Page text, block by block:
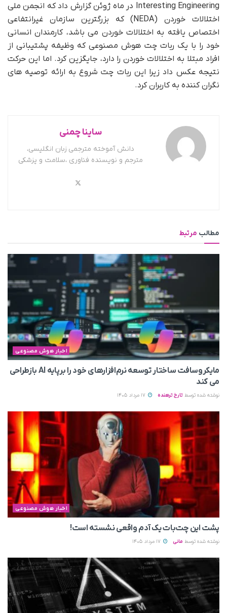
Interesting Engineering در ماه ژوئن گزارش داد که انجمن ملی
اختلالات خوردن (NEDA) که بزرگترین سازمان غیرانتفاعی
اختصاص یافته به اختلالات خوردن می باشد، کارمندان انسانی
خود را با یک ربات چت هوش مصنوعی که وظیفه پشتیبانی از
افراد مبتلا به اختلالات خوردن را دارد، جایگزین کرد. اما این حرکت
نتیجه عکس داد زیرا این ربات چت شروع به ارائه توصیه های
نگران کننده به کاربران کرد.
ساینا چمنی
دانش آموخته مترجمی زبان انگلیسی،
مترجم و نویسنده فناوری ،سلامت و پزشکی
مطالب مرتبط
اخبار هوش مصنوعی
مایکروسافت ساختار توسعه نرم‌افزارهای خود را برپایه AI بازطراحی
می‌ کند
نوشته شده توسط تارخ ترهنده
اخبار هوش مصنوعی
پشت این چت‌بات یک آدم واقعی نشسته است!
نوشته شده توسط مانی